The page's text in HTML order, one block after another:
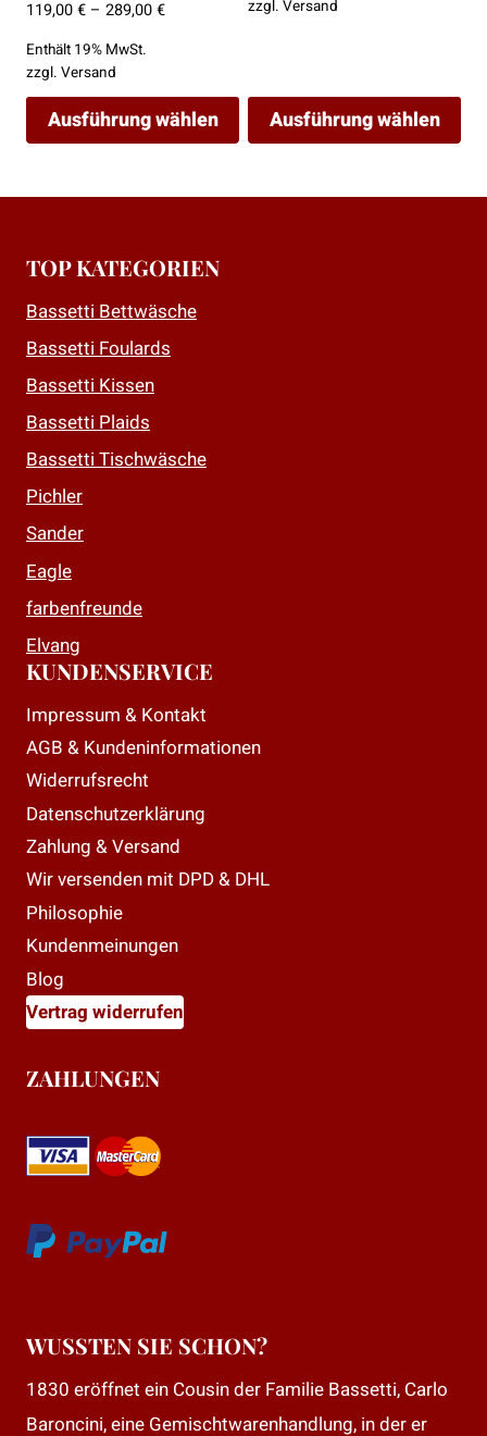
119,00€– 289,00€Preisspanne:
Enthält 19% MwSt.
zzgl. Versand
Ausführung wählen
Varianten
auf.
Optionen
können
auf
der
gewählt
werden
zzgl. Versand
Ausführung wählen
TOP KATEGORIEN
Bassetti Bettwäsche
Bassetti Foulards
Bassetti Kissen
Bassetti Plaids
Bassetti Tischwäsche
Pichler
Sander
Eagle
farbenfreunde
Elvang
KUNDENSERVICE
Impressum & Kontakt
AGB & Kundeninformationen
Widerrufsrecht
Datenschutzerklärung
Zahlung & Versand
Wir versenden mit DPD & DHL
Philosophie
Kundenmeinungen
Blog
Vertrag widerrufen
ZAHLUNGEN
WUSSTEN SIE SCHON?
1830 eröffnet ein Cousin der Familie Bassetti, Carlo
Baroncini, eine Gemischtwarenhandlung, in der er